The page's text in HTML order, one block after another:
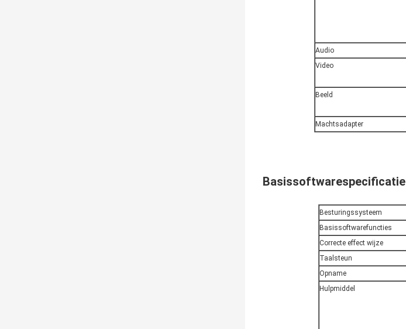
Audio
Video
Beeld
Machtsadapter
Basissoftwarespecificatie
Besturingssysteem
Basissoftwarefuncties
Correcte effect wijze
Taalsteun
Opname
Hulpmiddel